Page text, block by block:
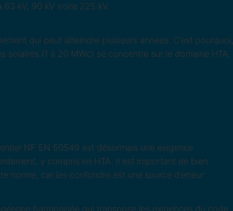
kV, 90 kV voire 225 kV.
qui peut atteindre plusieurs années. C’est pourquoi,
solaires (1 à 20 MWc) se concentre sur le domaine HTA,
NF EN 50549 est désormais une exigence
y compris en HTA. Il est important de bien
norme, car les confondre est une source d’erreur